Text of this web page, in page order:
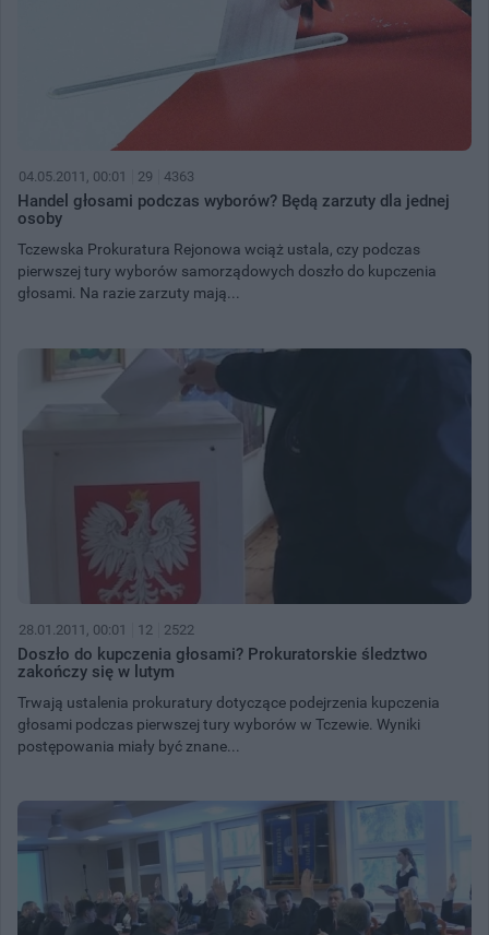
04.05.2011, 00:01 29 4363
Handel głosami podczas wyborów? Będą zarzuty dla jednej
osoby
Tczewska Prokuratura Rejonowa wciąż ustala, czy podczas
pierwszej tury wyborów samorządowych doszło do kupczenia
głosami. Na razie zarzuty mają...
28.01.2011, 00:01 12 2522
Doszło do kupczenia głosami? Prokuratorskie śledztwo
zakończy się w lutym
Trwają ustalenia prokuratury dotyczące podejrzenia kupczenia
głosami podczas pierwszej tury wyborów w Tczewie. Wyniki
postępowania miały być znane...